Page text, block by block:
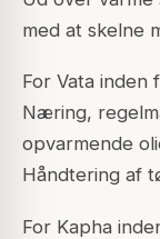
med at skelne
For Vata inden
Næring,
opvarmende
Håndtering af
For Kapha